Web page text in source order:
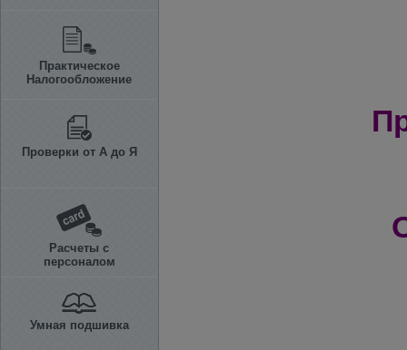
Практическое
Налогообложение
Проверки от А до Я
Расчеты с
персоналом
Умная подшивка